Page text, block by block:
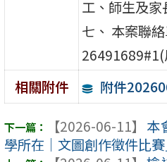
工、師生及家
七、 本案聯
相關附件
附件
【2026-06-11】 本
學所在｜文圖創作徵件比